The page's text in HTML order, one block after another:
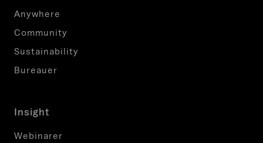
Anywhere
Community
Sustainability
Bureauer
Insight
Webinarer